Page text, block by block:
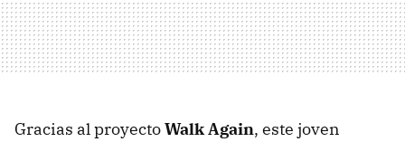
Gracias al proyectoWalk Again, este joven